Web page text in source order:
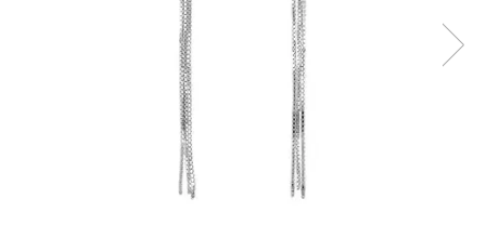
Bijuterii argint placat cu aur
Bijuterii argint cu diverse
Bijuterii argint cu murano
Casete si cutii de bijuterii